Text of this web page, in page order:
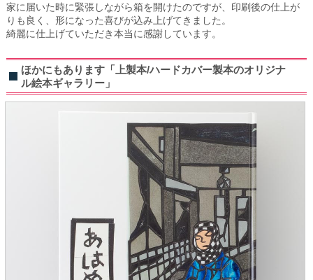
家に届いた時に緊張しながら箱を開けたのですが、印刷後の仕上が
りも良く、形になった喜びが込み上げてきました。
綺麗に仕上げていただき本当に感謝しています。
ほかにもあります「上製本/ハードカバー製本のオリジナ
ル絵本ギャラリー」